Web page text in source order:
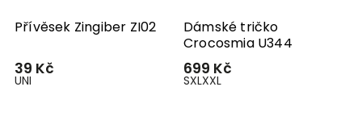
Přívěsek Zingiber ZI02
39 Kč
UNI
Dámské tričko
Crocosmia U344
699 Kč
SXLXXL